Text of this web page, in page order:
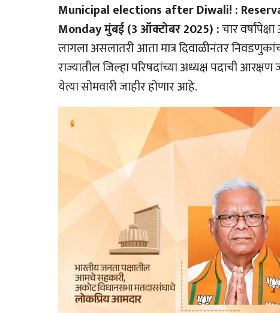
Municipal elections after Diwali! :
Monday मुंबई (3 ऑक्टोबर 2025) :चार
लागला असलातरी आता मात्र दिवाळीनंतर
राज्यातील जिल्हा परिषदांच्या अध्यक्ष पदाची
येत्या सोमवारी जाहीर होणार आहे.